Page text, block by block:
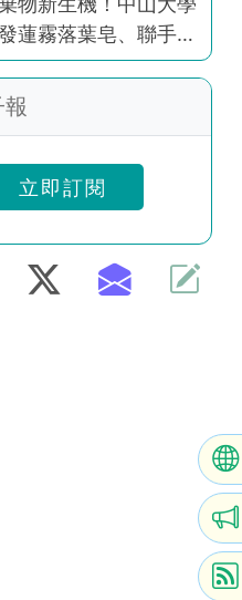
蓮霧落葉皂、聯手果
樂茶包
立即訂閱